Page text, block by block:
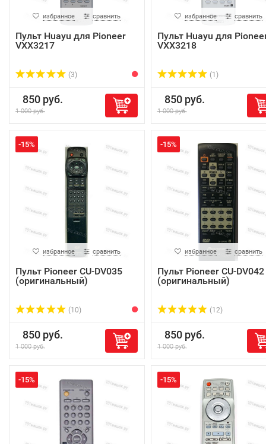
избранное сравнить
Пульт Huayu для Pioneer
VXX3217
(3)
850 руб.
1 000 руб.
избранное сравнить
Пульт Huayu для
VXX3218
(1)
850 руб.
1 000 руб.
-15%
избранное сравнить
Пульт Pioneer CU-DV035
(оригинальный)
(10)
850 руб.
1 000 руб.
-15%
избранное сравнить
Пульт Pioneer CU-DV042
(оригинальный)
(12)
850 руб.
1 000 руб.
-15% -15%